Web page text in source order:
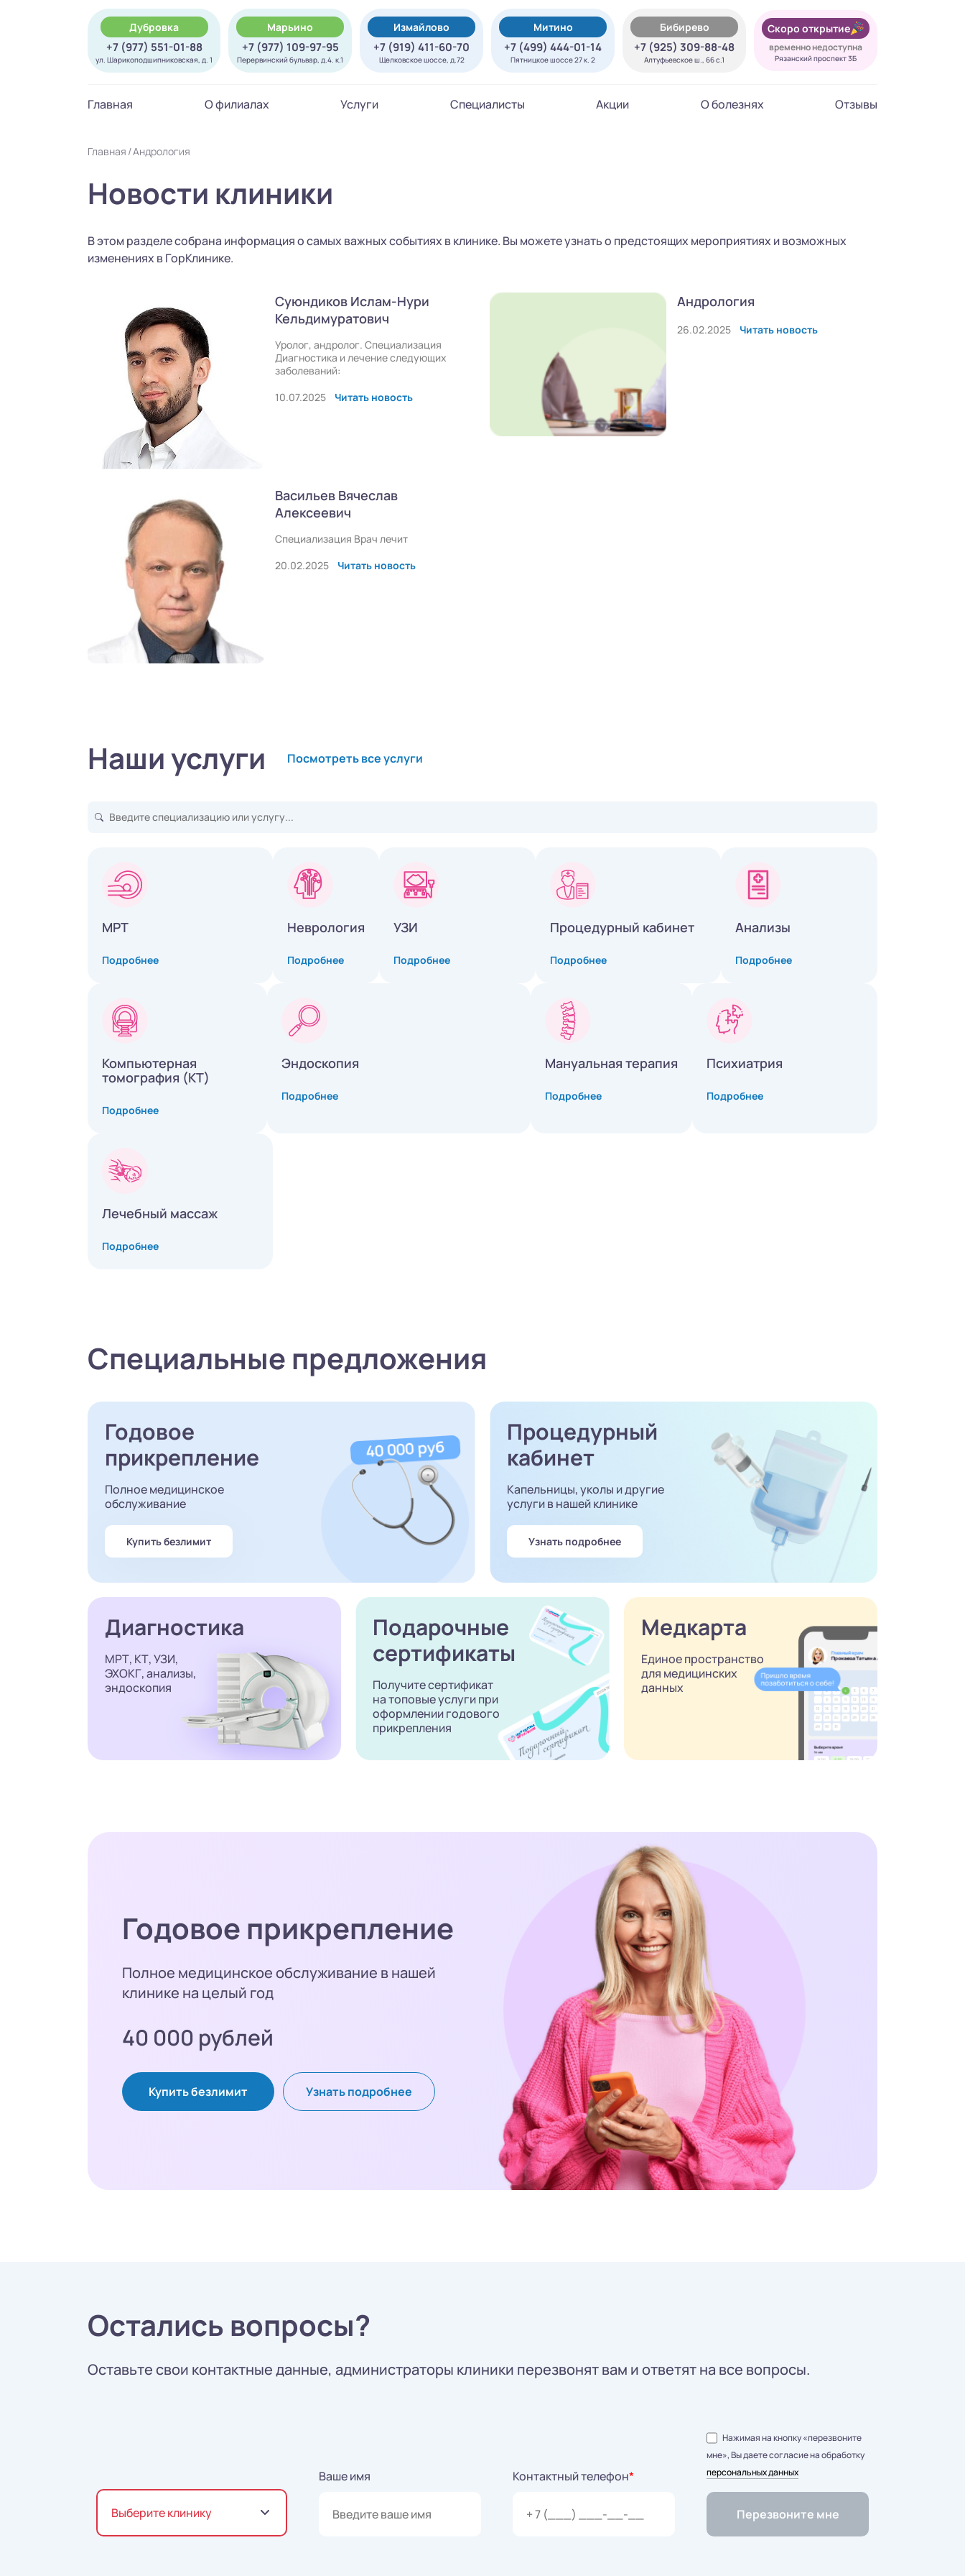
Дубровка
+7 (977) 551-01-88
ул. Шарикоподшипниковская, д. 1
Марьино
+7 (977) 109-97-95
Перервинский бульвар, д.4. к.1
Измайлово
+7 (919) 411-60-70
Щелковское шоссе, д.72
Митино
+7 (499) 444-01-14
Пятницкое шоссе 27 к. 2
Бибирево
+7 (925) 309-88-48
Алтуфьевское ш., 66 с.1
Скоро открытие
временно недоступна
Рязанский проспект 3Б
Главная О филиалах Услуги Специалисты Акции О болезнях Отзывы
Главная Андрология
Новости клиники
В этом разделе собрана информация о самых важных событиях в клинике. Вы можете узнать о предстоящих мероприятиях и возможных
изменениях в ГорКлинике.
Суюндиков Ислам-Нури
Кельдимуратович
Уролог, андролог. Специализация
Диагностика и лечение следующих
заболеваний:
10.07.2025
Читать новость
Андрология
26.02.2025 Читать новость
Васильев Вячеслав
Алексеевич
Специализация Врач лечит
20.02.2025
Читать новость
Наши услуги Посмотреть все услуги
МРТ
Подробнее
Неврология
Подробнее
УЗИ
Подробнее
Процедурный кабинет
Подробнее
Анализы
Подробнее
Компьютерная
томография (КТ)
Подробнее
Эндоскопия
Подробнее
Мануальная терапия
Подробнее
Психиатрия
Подробнее
Лечебный массаж
Подробнее
Специальные предложения
Годовое
прикрепление
Полное медицинское
обслуживание
Купить безлимит
Процедурный
кабинет
Капельницы, уколы и другие
услуги в нашей клинике
Узнать подробнее
Диагностика
МРТ, КТ, УЗИ,
ЭХОКГ, анализы,
эндоскопия
Подарочные
сертификаты
Получите сертификат
на топовые услуги при
оформлении годового
прикрепления
Медкарта
Единое пространство
для медицинских
данных
Годовое прикрепление
Полное медицинское обслуживание в нашей
клинике на целый год
40 000 рублей
Купить безлимит Узнать подробнее
Остались вопросы?
Оставьте свои контактные данные, администраторы клиники перезвонят вам и ответят на все вопросы.
Выберите клинику
Ваше имя Контактный телефон*
Нажимая на кнопку «перезвоните
мне», Вы даете согласие на обработку
персональных данных